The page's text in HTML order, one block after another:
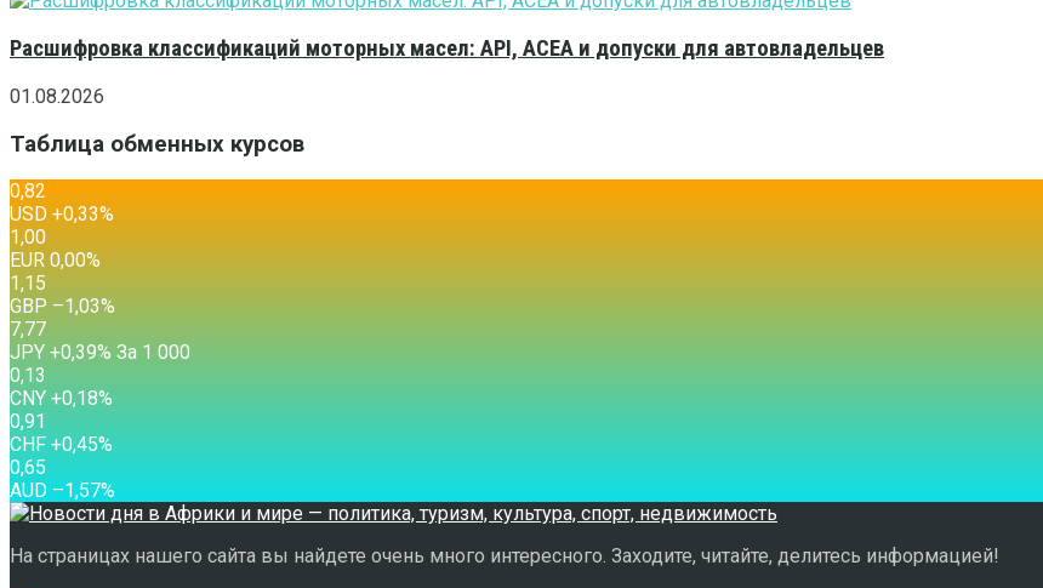
Расшифровка классификаций моторных масел: API, ACEA и допуски для автовладельцев
01.08.2026
Таблица обменных курсов
0,82
USD +0,33%
1,00
EUR 0,00%
1,15
GBP –1,03%
7,77
JPY +0,39% За 1 000
0,13
CNY +0,18%
0,91
CHF +0,45%
0,65
AUD –1,57%
На страницах нашего сайта вы найдете очень много интересного. Заходите, читайте, делитесь информацией!